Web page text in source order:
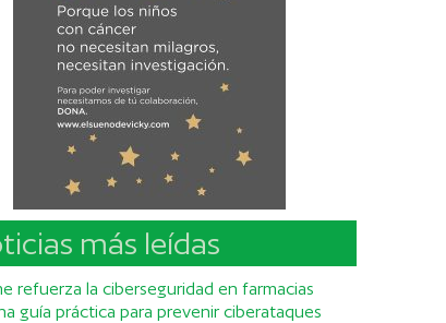
más leídas
refuerza la ciberseguridad en farmacias
guía práctica para prevenir ciberataques